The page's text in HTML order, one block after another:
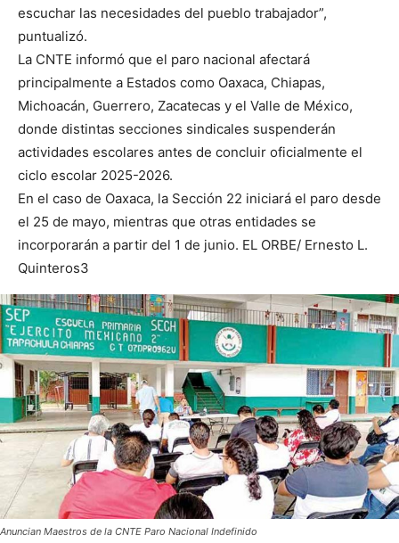
escuchar las necesidades del pueblo trabajador”,
puntualizó.
La CNTE informó que el paro nacional afectará
principalmente a Estados como Oaxaca, Chiapas,
Michoacán, Guerrero, Zacatecas y el Valle de México,
donde distintas secciones sindicales suspenderán
actividades escolares antes de concluir oficialmente el
ciclo escolar 2025-2026.
En el caso de Oaxaca, la Sección 22 iniciará el paro desde
el 25 de mayo, mientras que otras entidades se
incorporarán a partir del 1 de junio. EL ORBE/ Ernesto L.
Quinteros3
Anuncian Maestros de la CNTE Paro Nacional Indefinido